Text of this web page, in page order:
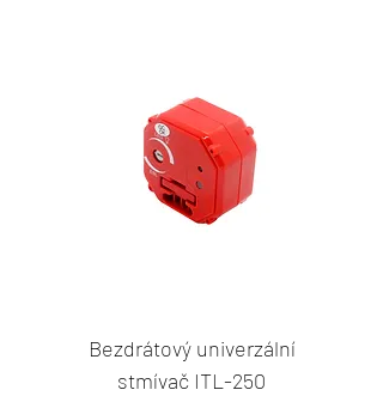
Bezdrátový univerzální
stmívač ITL-250